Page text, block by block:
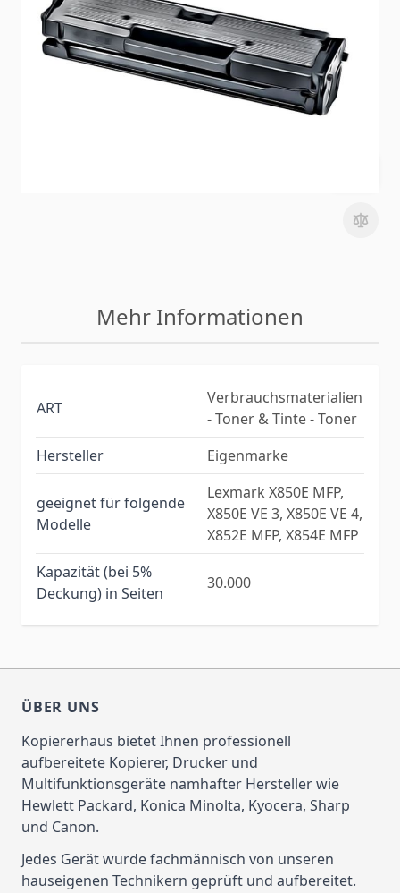
SKU X850H21G
100,00 €
) inkl. USt.
(nach
Mehr Informationen
ART
Verbrauchsmaterialien
- Toner & Tinte - Toner
Hersteller
Eigenmarke
geeignet für folgende
Modelle
Lexmark X850E MFP,
X850E VE 3, X850E VE 4,
X852E MFP, X854E MFP
Kapazität (bei 5%
Deckung) in Seiten
30.000
ÜBER UNS
Kopiererhaus bietet Ihnen professionell
aufbereitete Kopierer, Drucker und
Multifunktionsgeräte namhafter Hersteller wie
Hewlett Packard, Konica Minolta, Kyocera, Sharp
und Canon.
Jedes Gerät wurde fachmännisch von unseren
hauseigenen Technikern geprüft und aufbereitet.